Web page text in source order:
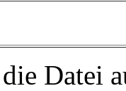
Datei